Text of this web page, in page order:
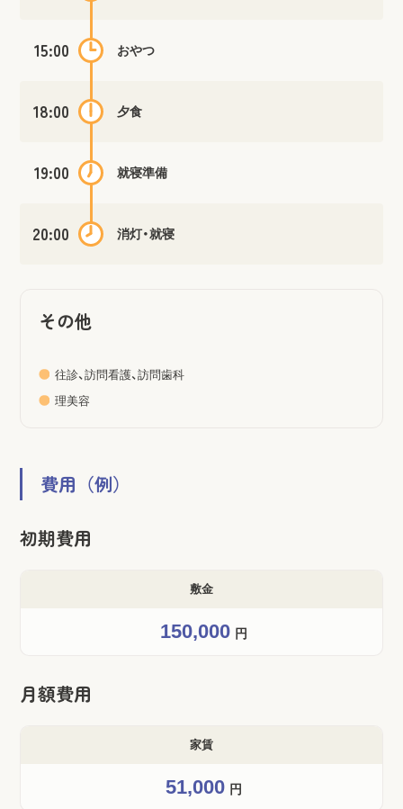
15:00 おやつ
18:00 夕食
19:00 就寝準備
20:00 消灯・就寝
その他
往診、訪問看護、訪問歯科
理美容
費用（例）
初期費用
敷金
150,000 円
月額費用
家賃
51,000 円